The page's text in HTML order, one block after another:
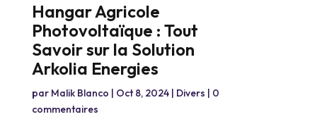
Hangar Agricole
Photovoltaïque : Tout
Savoir sur la Solution
Arkolia Energies
par Malik Blanco | Oct 8, 2024| Divers | 0
commentaires